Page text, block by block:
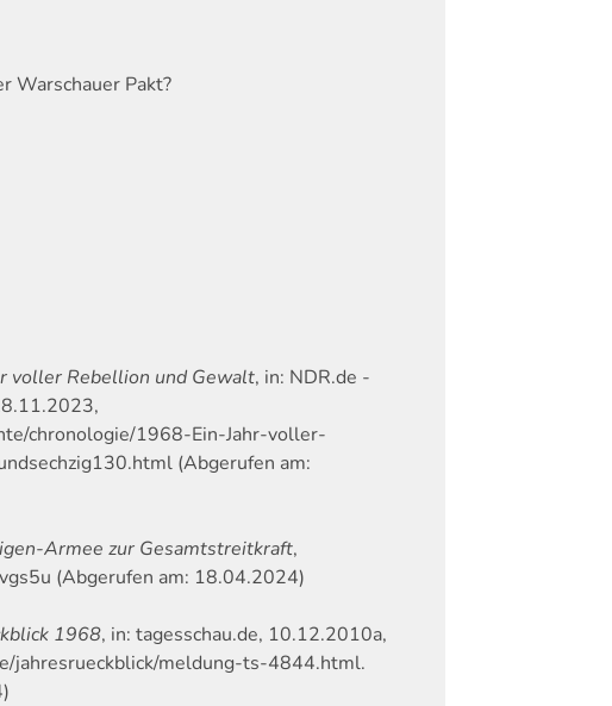
Warschauer Pakt?
voller Rebellion und Gewalt, in: NDR.de -
chronologie/1968-Ein-Jahr-voller-
(Abgerufen am:
Armee zur Gesamtstreitkraft,
(Abgerufen am: 18.04.2024)
1968, in: tagesschau.de, 10.12.2010a,
jahresrueckblick/meldung-ts-4844.html.